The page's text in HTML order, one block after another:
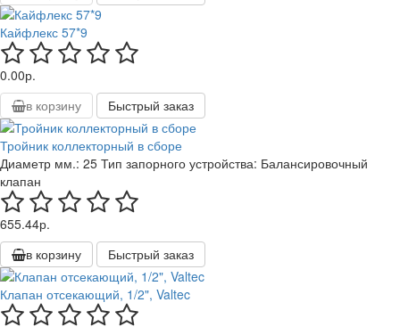
Кайфлекс 57*9
0.00р.
в корзину
Быстрый заказ
Тройник коллекторный в сборе
Диаметр мм.: 25 Тип запорного устройства: Балансировочный
клапан
655.44р.
в корзину
Быстрый заказ
Клапан отсекающий, 1/2", Valtec